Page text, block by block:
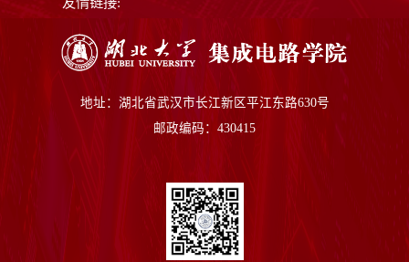
地址：湖北省武汉市长江新区平江东路630号
邮政编码：430415